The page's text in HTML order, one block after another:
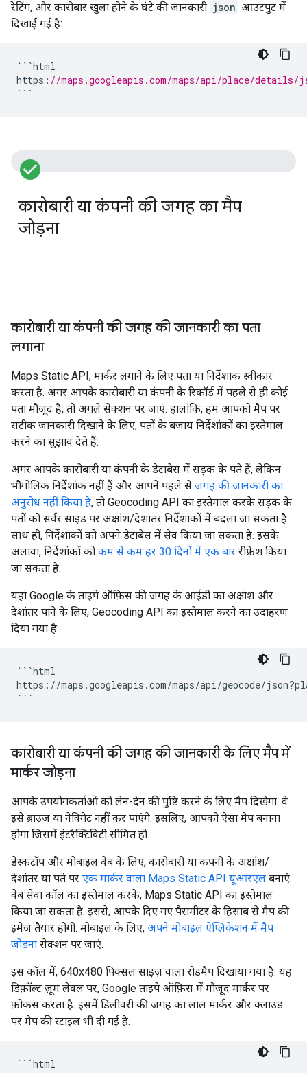
रेटिंग, और कारोबार खुला होने के घंटे की जानकारी json आउटपुट में
दिखाई गई है:
```html
https : //maps.googleapis.com/maps/api/place/details/
```
check_circle_filled
कारोबारी या कंपनी की जगह का मैप
जोड़ना
कारोबारी या कंपनी की जगह की जानकारी का पता
लगाना
Maps Static API, मार्कर लगाने के लिए पता या निर्देशांक स्वीकार
करता है. अगर आपके कारोबारी या कंपनी के रिकॉर्ड में पहले से ही कोई
पता मौजूद है, तो अगले सेक्शन पर जाएं. हालांकि, हम आपको मैप पर
सटीक जानकारी दिखाने के लिए, पतों के बजाय निर्देशांकों का इस्तेमाल
करने का सुझाव देते हैं.
अगर आपके कारोबारी या कंपनी के डेटाबेस में सड़क के पते हैं, लेकिन
भौगोलिक निर्देशांक नहीं हैं और आपने पहले से जगह की जानकारी का
अनुरोध नहीं किया है, तो Geocoding API का इस्तेमाल करके सड़क के
पतों को सर्वर साइड पर अक्षांश/देशांतर निर्देशांकों में बदला जा सकता है.
साथ ही, निर्देशांकों को अपने डेटाबेस में सेव किया जा सकता है. इसके
अलावा, निर्देशांकों को कम से कम हर 30 दिनों में एक बार रीफ़्रेश किया
जा सकता है.
यहां Google के ताइपे ऑफ़िस की जगह के आईडी का अक्षांश और
देशांतर पाने के लिए, Geocoding API का इस्तेमाल करने का उदाहरण
दिया गया है:
```html
https://maps.googleapis.com/maps/api/geocode/
कारोबारी या कंपनी की जगह की जानकारी के लिएमैप में
मार्कर जोड़ना
आपके उपयोगकर्ताओं को लेन-देन की पुष्टि करने के लिए मैप दिखेगा. वे
इसे ब्राउज़ या नेविगेट नहीं कर पाएंगे. इसलिए, आपको ऐसा मैप बनाना
होगा जिसमें इंटरैक्टिविटी सीमित हो.
डेस्कटॉप और मोबाइल वेब के लिए, कारोबारी या कंपनी के अक्षांश/
देशांतर या पते पर एक मार्कर वाला Maps Static API यूआरएल बनाएं.
वेब सेवा कॉल का इस्तेमाल करके, Maps Static API का इस्तेमाल
किया जा सकता है. इससे, आपके दिए गए पैरामीटर के हिसाब से मैप की
इमेज तैयार होगी. मोबाइल के लिए, अपने मोबाइल ऐप्लिकेशन में मैप
जोड़ना सेक्शन पर जाएं.
इस कॉल में, 640x480 पिक्सल साइज़ वाला रोडमैप दिखाया गया है. यह
डिफ़ॉल्ट ज़ूम लेवल पर, Google ताइपे ऑफ़िस में मौजूद मार्कर पर
फ़ोकस करता है. इसमें डिलीवरी की जगह का लाल मार्कर और क्लाउड
पर मैप की स्टाइल भी दी गई है:
```html